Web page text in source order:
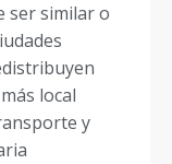
ser similar o
local
y